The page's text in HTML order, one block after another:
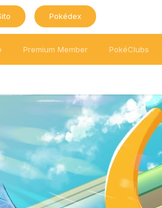
Pokédex
Premium Member PokéClubs